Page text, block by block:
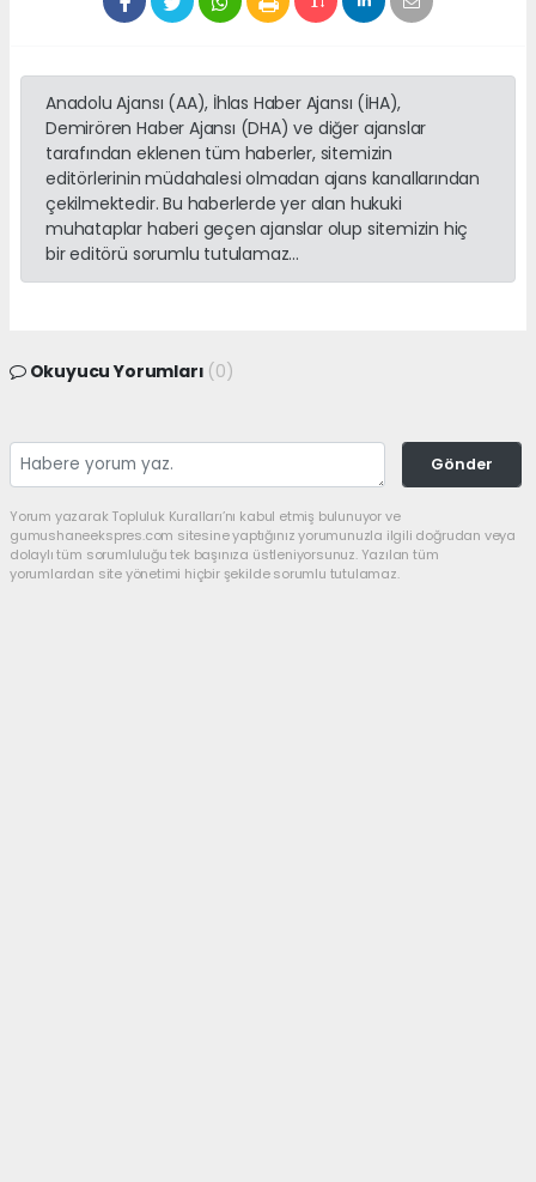
Anadolu Ajansı (AA), İhlas Haber Ajansı (İHA),
Demirören Haber Ajansı (DHA) ve diğer ajanslar
tarafından eklenen tüm haberler, sitemizin
editörlerinin müdahalesi olmadan ajans kanallarından
çekilmektedir. Bu haberlerde yer alan hukuki
muhataplar haberi geçen ajanslar olup sitemizin hiç
bir editörü sorumlu tutulamaz...
Okuyucu Yorumları (0)
Gönder
Yorum yazarak Topluluk Kuralları’nı kabul etmiş bulunuyor ve
gumushaneekspres.com sitesine yaptığınız yorumunuzla ilgili doğrudan veya
dolaylı tüm sorumluluğu tek başınıza üstleniyorsunuz. Yazılan tüm
yorumlardan site yönetimi hiçbir şekilde sorumlu tutulamaz.